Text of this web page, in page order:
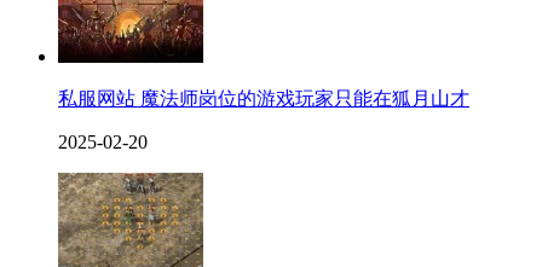
私服网站 魔法师岗位的游戏玩家只能在狐月山才
2025-02-20